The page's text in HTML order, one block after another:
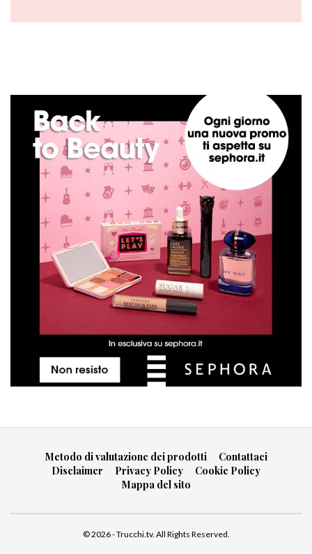
Metodo di valutazione dei prodotti
Contattaci
Disclaimer
Privacy Policy
Cookie Policy
Mappa del sito
© 2026 - Trucchi.tv. All Rights Reserved.